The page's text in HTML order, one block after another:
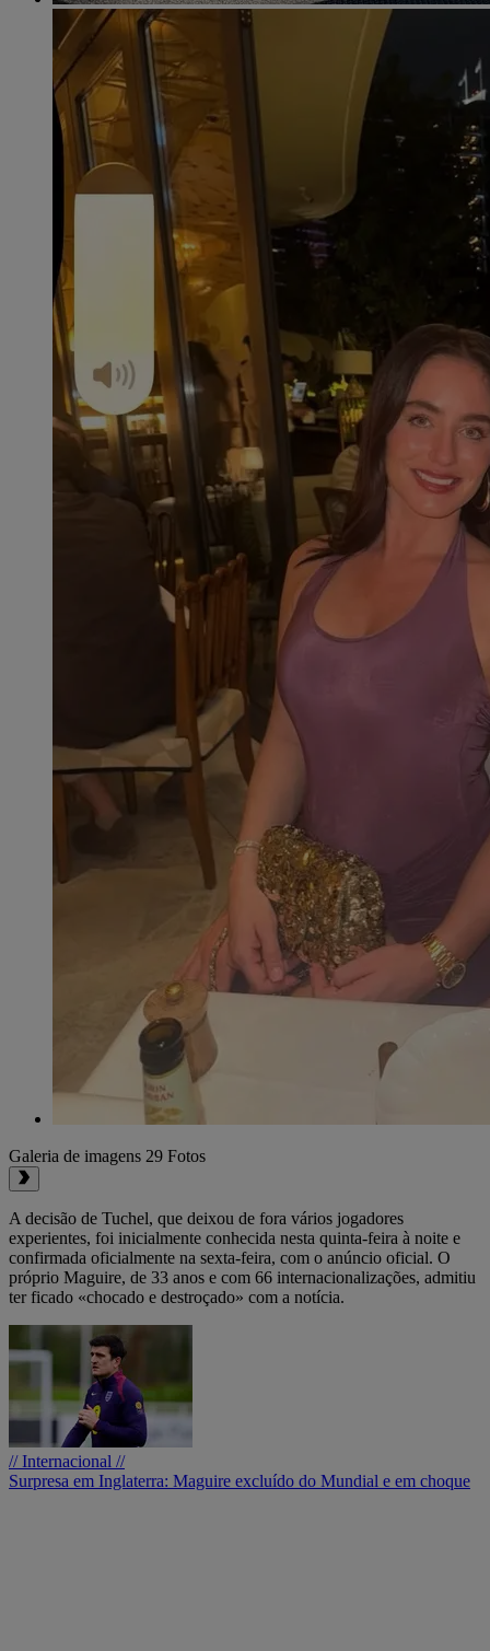
Galeria de imagens 29 Fotos
A decisão de Tuchel, que deixou de fora vários jogadores
experientes, foi inicialmente conhecida nesta quinta-feira à noite e
confirmada oficialmente na sexta-feira, com o anúncio oficial. O
próprio Maguire, de 33 anos e com 66 internacionalizações, admitiu
ter ficado «chocado e destroçado» com a notícia.
// Internacional //
Surpresa em Inglaterra: Maguire excluído do Mundial e em choque